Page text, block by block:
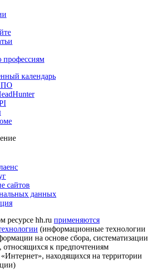
профессиям
календарь
ПО
сайтов
данных
ресурсе hh.ru применяются
(информационные технологии
на основе сбора, систематизации
относящихся к предпочтениям
«Интернет», находящихся на территории